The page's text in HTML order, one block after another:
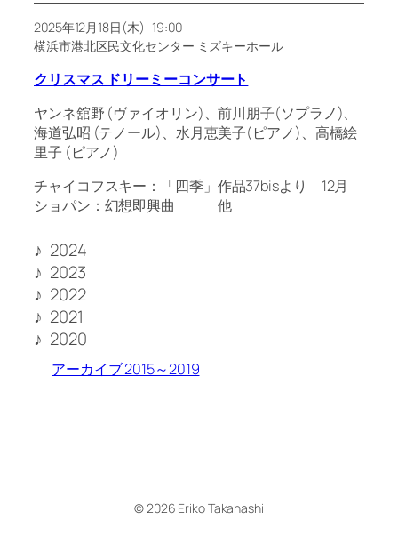
2025年12月18日(木) 19:00
横浜市港北区民文化センター ミズキーホール
クリスマス ドリーミーコンサート
ヤンネ舘野 (ヴァイオリン)、前川朋子(ソプラノ)、
海道弘昭 (テノール)、水月恵美子(ピアノ)、高橋絵
里子 (ピアノ)
チャイコフスキー：「四季」作品37bisより 12月
ショパン：幻想即興曲 他
2024
2023
2022
2021
2020
アーカイブ 2015～2019
© 2026 Eriko Takahashi